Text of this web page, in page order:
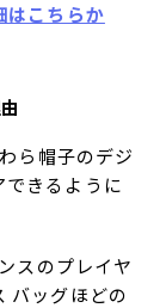
はこちらか
ら帽子のデジ
きるように
スのプレイヤ
バッグほどの